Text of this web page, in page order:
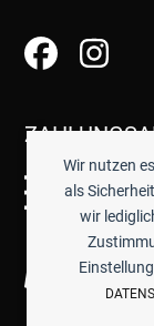
Wir nutzen
als
wir